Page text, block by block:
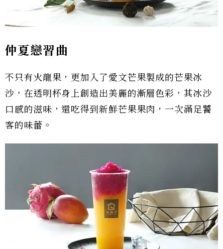
仲夏戀習曲
不只有火龍果，更加入了愛文芒果製成的芒果冰
沙，在透明杯身上創造出美麗的漸層色彩，其冰沙
口感的滋味，還吃得到新鮮芒果果肉，一次滿足饕
客的味蕾。